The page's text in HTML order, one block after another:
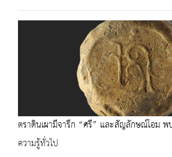
ตราดินเผามีจารึก “ศรี” และสัญลักษณ์โอม พ
ความรู้ทั่วไป